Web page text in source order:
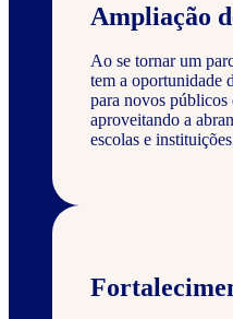
Ampliação
Ao se tornar um
tem a oportunidade
para novos públicos
aproveitando a
escolas e